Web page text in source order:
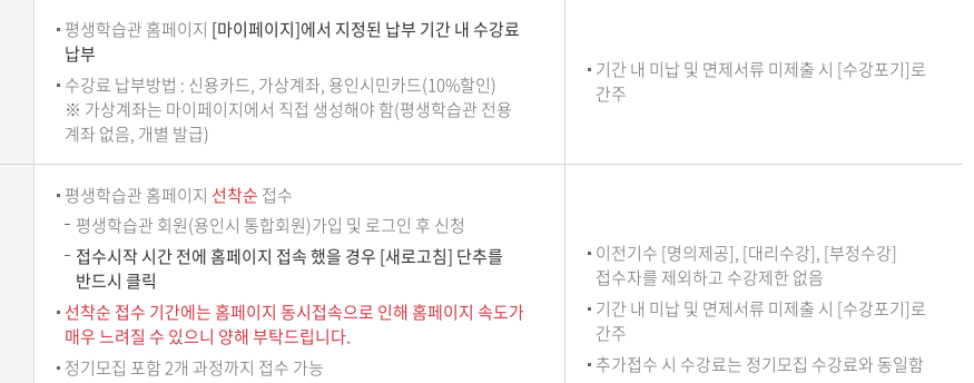
평생학습관 홈페이지 [마이페이지]에서 지정된 납부 기간 내 수강료
납부
수강료 납부방법 : 신용카드, 가상계좌, 용인시민카드(10%할인)
※ 가상계좌는 마이페이지에서 직접 생성해야 함(평생학습관 전용
계좌 없음, 개별 발급)
기간 내 미납 및 면제서류 미제출 시 [수강포기]로
간주
평생학습관 홈페이지 선착순 접수
평생학습관 회원(용인시 통합회원)가입 및 로그인 후 신청
접수시작 시간 전에 홈페이지 접속 했을 경우 [새로고침] 단추를
반드시 클릭
선착순 접수 기간에는 홈페이지 동시접속으로 인해 홈페이지 속도가
매우 느려질 수 있으니 양해 부탁드립니다.
정기모집 포함 2개 과정까지 접수 가능
이전기수 [명의제공], [대리수강], [부정수강]
접수자를 제외하고 수강제한 없음
기간 내 미납 및 면제서류 미제출 시 [수강포기]로
간주
추가접수 시 수강료는 정기모집 수강료와 동일함